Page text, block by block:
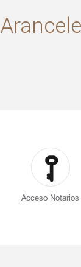
Acceso Notarios